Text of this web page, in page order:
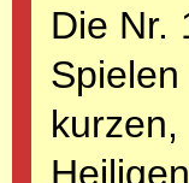
Die Nr.